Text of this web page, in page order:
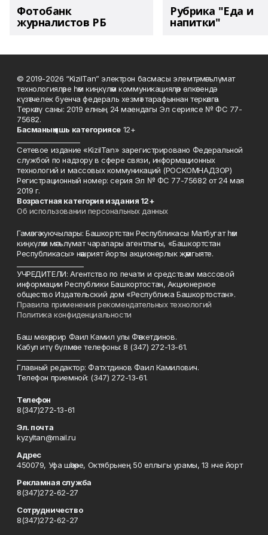
Фотобанк
журналистов РБ
Рубрика "Еда и
напитки"
© 2019-2026 “KizilTan” электрон басмасы элемтә, мәгълүмат
технологияләре һәм киңкүләм коммуникацияләр өлкәсендә
күзәтчелек буенча федераль хезмәт тарафыннан теркәлгән.
Теркәлү саны: 2019 елның 24 маендагы Эл сериясе № ФС 77-
75682.
Басманың яшь категориясе12+
Сетевое издание «KizilTan» зарегистрировано Федеральной
службой по надзору в сфере связи, информационных
технологий и массовых коммуникаций (РОСКОМНАДЗОР)
Регистрационный номер: серия Эл № ФС 77-75682 от 24 мая
2019 г.
Возрастная категория издания 12+
Об использовании персональных данных
Гамәлгә куючылары: Башкортстан Республикасы Матбугат һәм
киңкүләм мәгълүмат чаралары агентлыгы, «Башкортстан
Республикасы» нәшрият йорты акционерлык җәмгыяте.
УЧРЕДИТЕЛИ: Агентство по печати и средствам массовой
информации Республики Башкортостан, Акционерное
общество Издательский дом «Республика Башкортостан».
Правила применения рекомендательных технологий
Политика конфиденциальности
Баш мөхәррир Фаил Камил улы Фәтхетдинов.
Кабул итү бүлмәсе телефоны: 8 (347) 272-13-61.
Главный редактор: Фатхтдинов Фаил Камилович.
Телефон приемной: (347) 272-13-61.
Телефон
8(347)272-13-61
Эл. почта
kyzyltan@mail.ru
Адрес
450079, Уфа шәһәре, Октябрьнең 50 еллыгы урамы, 13 нче йорт
Рекламная служба
8(347)272-62-27
Сотрудничество
8(347)272-62-27